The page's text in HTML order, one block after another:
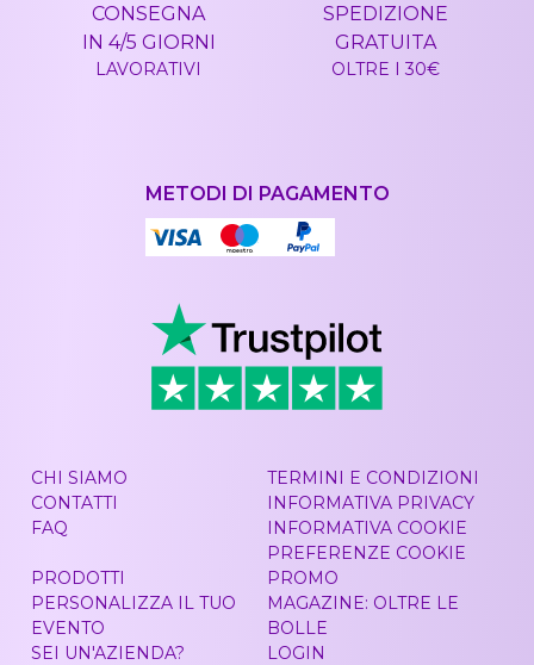
CONSEGNA
IN 4/5 GIORNI
LAVORATIVI
SPEDIZIONE
GRATUITA
OLTRE I 30€
METODI DI PAGAMENTO
CHI SIAMO
CONTATTI
FAQ
TERMINI E CONDIZIONI
INFORMATIVA PRIVACY
INFORMATIVA COOKIE
PREFERENZE COOKIE
PRODOTTI
PERSONALIZZA IL TUO
EVENTO
SEI UN'AZIENDA?
PROMO
MAGAZINE: OLTRE LE
BOLLE
LOGIN